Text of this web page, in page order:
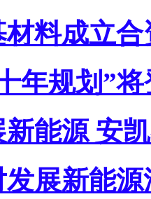
料成立
年规划”
能源 安
展新能